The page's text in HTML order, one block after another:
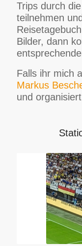
Trips durch
teilnehmen
Bilder, dann
Falls ihr mich
Markus
und